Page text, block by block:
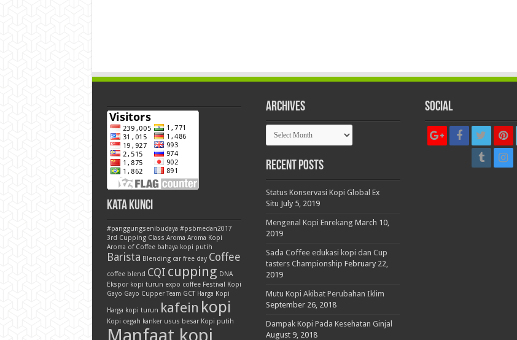
Kata Kunci
#panggungsenibudaya #psbmedan2017
3rd Cupping Class Aroma Aroma Kopi
Aroma of Coffee bahaya kopi putih
Barista Blending car free day Coffee
coffee blend CQI cupping DNA
Ekspor kopi turun expo coffee Festival Kopi
Gayo Gayo Cupper Team GCT Harga Kopi
Harga kopi turun kafein kopi
Kopi cegah kanker usus besar Kopi putih
Manfaat kopi
Archives
Archives
Recent Posts
Status Konservasi Kopi Global Ex
Situ July 5, 2019
Mengenal Kopi Enrekang March 10,
2019
Sada Coffee edukasi kopi dan Cup
tasters Championship February 22,
2019
Mutu Kopi Akibat Perubahan Iklim
September 26, 2018
Dampak Kopi Pada Kesehatan Ginjal
August 9, 2018
Social